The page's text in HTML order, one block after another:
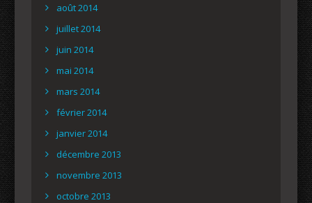
août 2014
juillet 2014
juin 2014
mai 2014
mars 2014
février 2014
janvier 2014
décembre 2013
novembre 2013
octobre 2013